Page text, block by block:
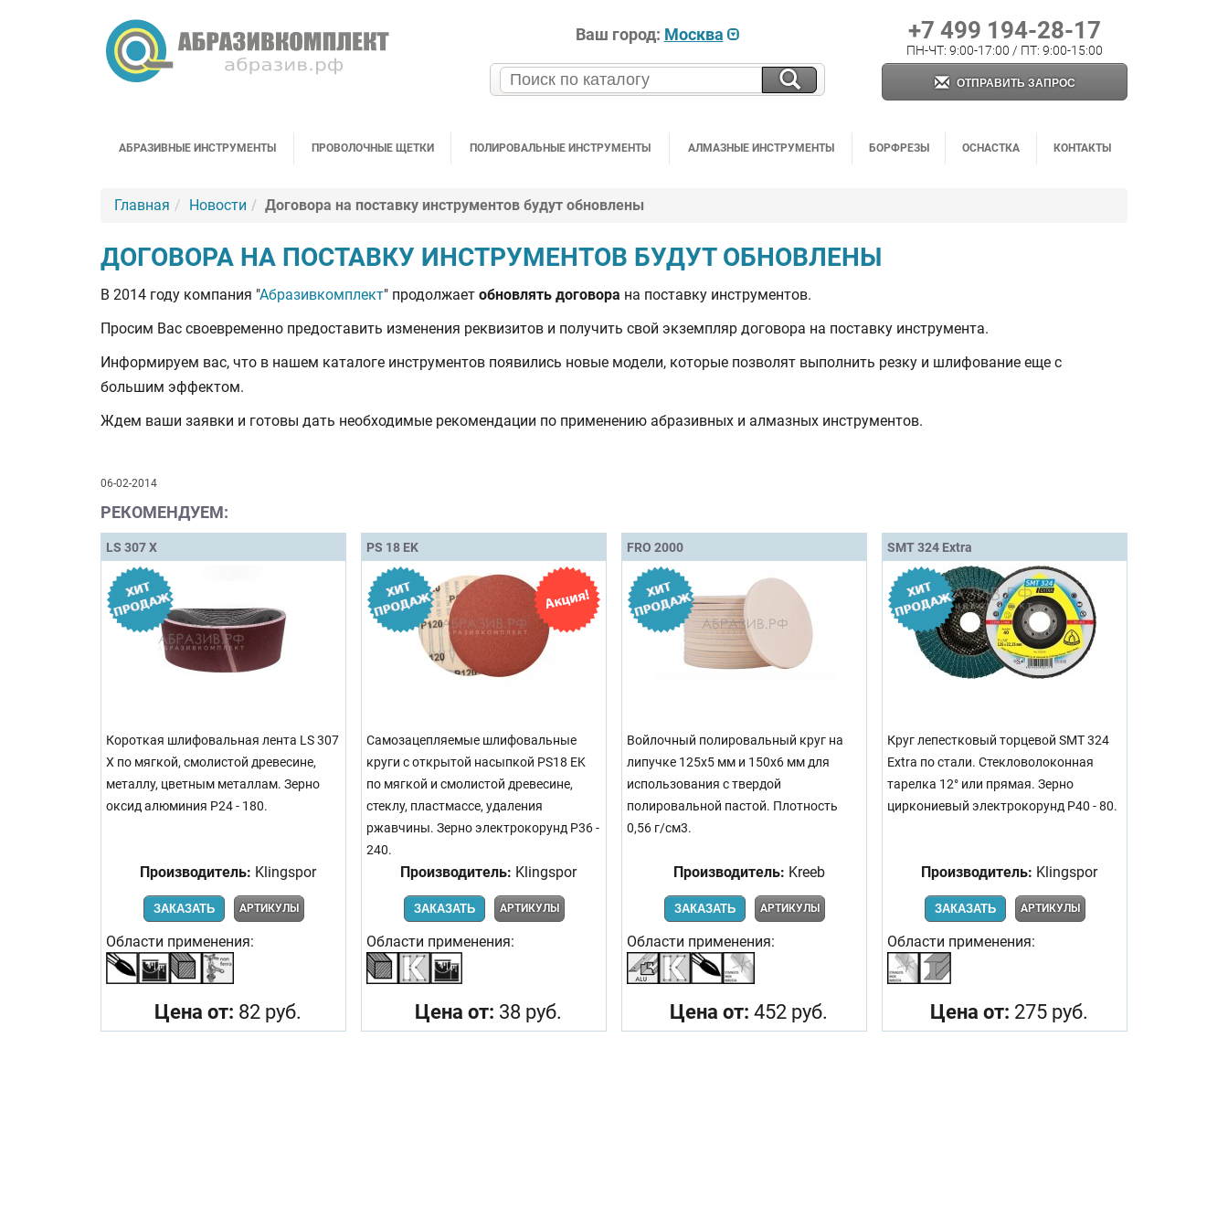
Ваш город: Москва +7 499 194-28-17
ПН-ЧТ: 9:00-17:00 / ПТ: 9:00-15:00
ОТПРАВИТЬ ЗАПРОС
АБРАЗИВНЫЕ ИНСТРУМЕНТЫ ПРОВОЛОЧНЫЕ ЩЕТКИ ПОЛИРОВАЛЬНЫЕ ИНСТРУМЕНТЫ АЛМАЗНЫЕ ИНСТРУМЕНТЫ БОРФРЕЗЫ ОСНАСТКА КОНТАКТЫ
Главная Новости Договора на поставку инструментов будут обновлены
ДОГОВОРА НА ПОСТАВКУ ИНСТРУМЕНТОВ БУДУТ ОБНОВЛЕНЫ
В 2014 году компания "Абразивкомплект" продолжает обновлять договора на поставку инструментов.
Просим Вас своевременно предоставить изменения реквизитов и получить свой экземпляр договора на поставку инструмента.
Информируем вас, что в нашем каталоге инструментов появились новые модели, которые позволят выполнить резку и шлифование еще с
большим эффектом.
Ждем ваши заявки и готовы дать необходимые рекомендации по применению абразивных и алмазных инструментов.
06-02-2014
РЕКОМЕНДУЕМ:
LS 307 X
Короткая шлифовальная лента LS 307
X по мягкой, смолистой древесине,
металлу, цветным металлам. Зерно
оксид алюминия Р24 - 180.
Производитель: Klingspor
ЗАКАЗАТЬ АРТИКУЛЫ
Области применения:
Цена от: 82 руб.
PS 18 EK
Самозацепляемые шлифовальные
круги с открытой насыпкой PS18 EK
по мягкой и смолистой древесине,
стеклу, пластмассе, удаления
ржавчины. Зерно электрокорунд Р36 -
240.
Производитель: Klingspor
ЗАКАЗАТЬ АРТИКУЛЫ
Области применения:
Цена от: 38 руб.
FRO 2000
Войлочный полировальный круг на
липучке 125x5 мм и 150x6 мм для
использования с твердой
полировальной пастой. Плотность
0,56 г/см3.
Производитель: Kreeb
ЗАКАЗАТЬ АРТИКУЛЫ
Области применения:
Цена от: 452 руб.
SMT 324 Extra
Круг лепестковый торцевой SMT 324
Extra по стали. Стекловолоконная
тарелка 12° или прямая. Зерно
циркониевый электрокорунд Р40 - 80.
Производитель: Klingspor
ЗАКАЗАТЬ АРТИКУЛЫ
Области применения:
Цена от: 275 руб.